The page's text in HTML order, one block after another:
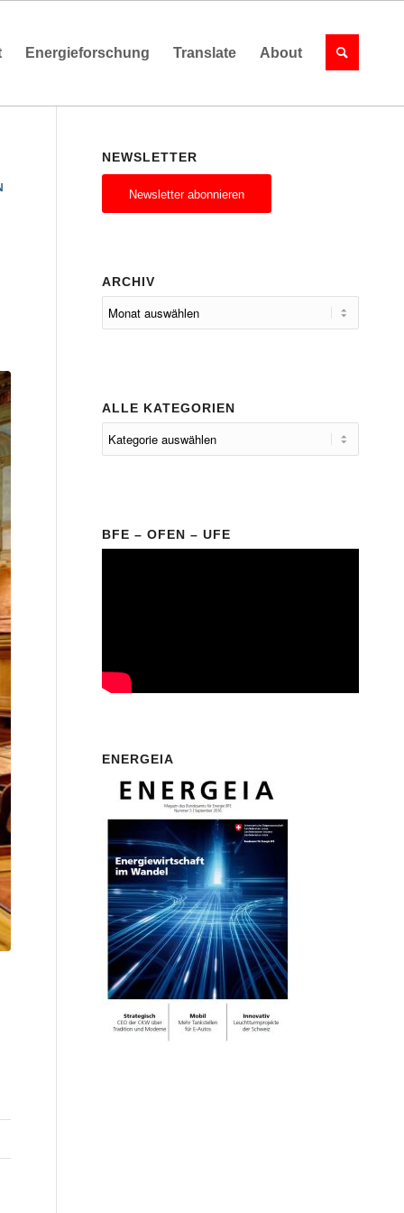
Energieforschung Translate About
NEWSLETTER
Newsletter abonnieren
ARCHIV
ALLE KATEGORIEN
BFE – OFEN – UFE
ENERGEIA